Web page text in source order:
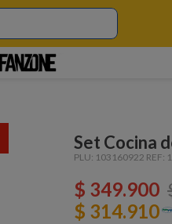
Set Cocina
PLU: 103160922 REF:
$ 349.900
$ 314.910